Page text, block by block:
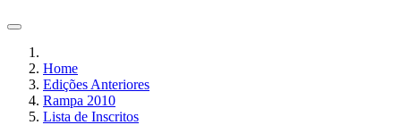
Home
Edições Anteriores
Rampa 2010
Lista de Inscritos